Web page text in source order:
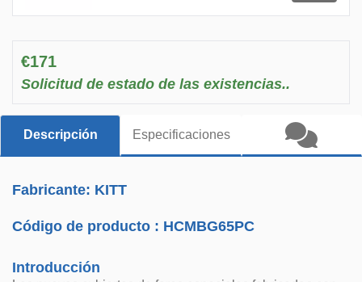
€171
Solicitud de estado de las existencias..
Descripción Especificaciones
Fabricante: KITT
Código de producto : HCMBG65PC
Introducción